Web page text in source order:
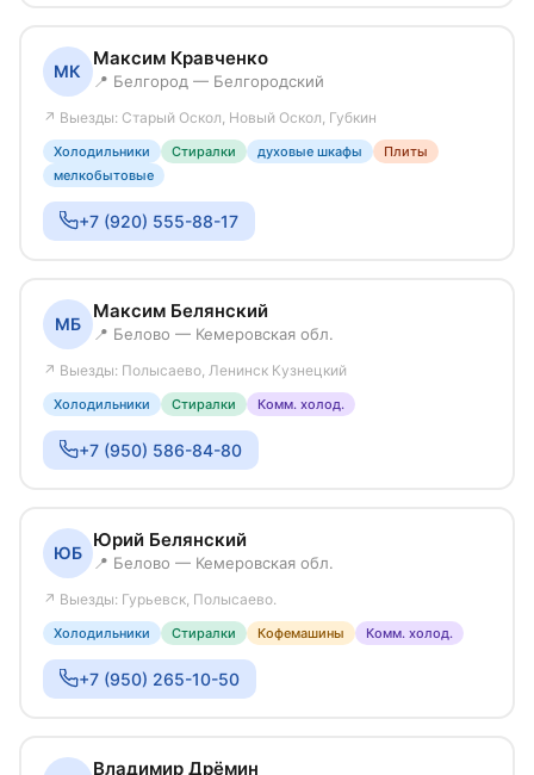
МК
Максим Кравченко
📍 Белгород — Белгородский
↗ Выезды: Старый Оскол, Новый Оскол, Губкин
Холодильники Стиралки духовые шкафы
Плиты
мелкобытовые
+7 (920) 555-88-17
МБ
Максим Белянский
📍 Белово — Кемеровская обл.
↗ Выезды: Полысаево, Ленинск Кузнецкий
Холодильники Стиралки Комм. холод.
+7 (950) 586-84-80
ЮБ
Юрий Белянский
📍 Белово — Кемеровская обл.
↗ Выезды: Гурьевск, Полысаево.
Холодильники Стиралки Кофемашины Комм. холод.
+7 (950) 265-10-50
Владимир Дрёмин